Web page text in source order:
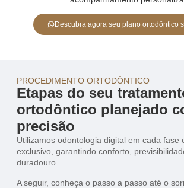
Descubra agora seu plano ortodôntico
PROCEDIMENTO ORTODÔNTICO
Etapas do seu
ortodôntico planejado
precisão
Utilizamos odontologia digital em cada fase
exclusivo, garantindo conforto,
duradouro.
A seguir, conheça o passo a passo até o